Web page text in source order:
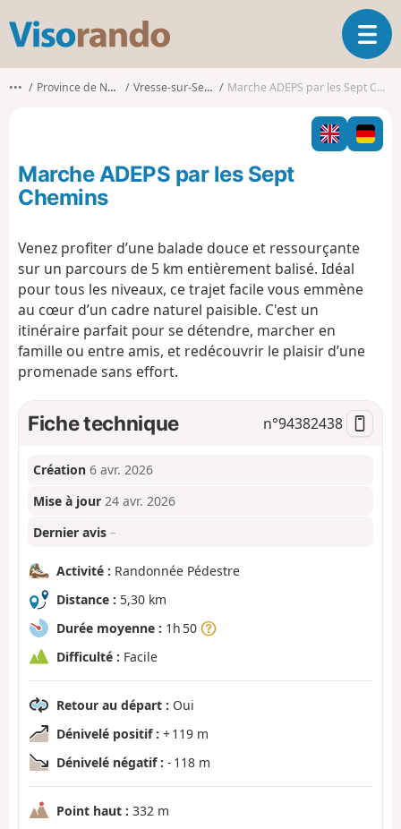
s
o
o
O
u
v
i
r
l
••• Province de Namur Vresse-sur-Semois Marche ADEPS par les Sept Chemins
Marche ADEPS par les Sept
Chemins
Venez profiter d’une balade douce et ressourçante
sur un parcours de 5 km entièrement balisé. Idéal
pour tous les niveaux, ce trajet facile vous emmène
au cœur d’un cadre naturel paisible. C'est un
itinéraire parfait pour se détendre, marcher en
famille ou entre amis, et redécouvrir le plaisir d’une
promenade sans effort.
Fiche technique n°94382438
Création 6 avr. 2026
Mise à jour 24 avr. 2026
Dernier avis –
Activité : Randonnée Pédestre
Distance : 5,30 km
Durée moyenne : 1h 50
Difficulté : Facile
Retour au départ : Oui
Dénivelé positif : + 119 m
Dénivelé négatif : - 118 m
Point haut : 332 m